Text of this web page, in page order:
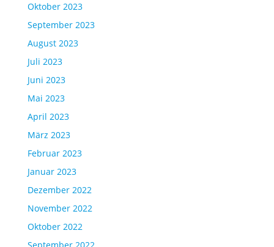
Oktober 2023
September 2023
August 2023
Juli 2023
Juni 2023
Mai 2023
April 2023
März 2023
Februar 2023
Januar 2023
Dezember 2022
November 2022
Oktober 2022